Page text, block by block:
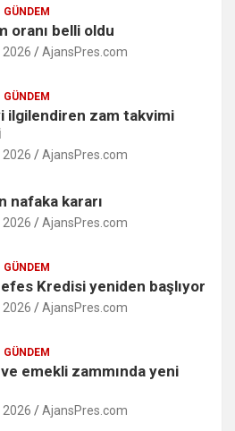
GÜNDEM
oranı belli oldu
2026 AjansPres.com
GÜNDEM
ilgilendiren zam takvimi
2026 AjansPres.com
nafaka kararı
2026 AjansPres.com
GÜNDEM
Kredisi yeniden başlıyor
2026 AjansPres.com
GÜNDEM
emekli zammında yeni
2026 AjansPres.com